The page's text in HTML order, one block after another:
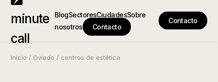
minute
call
BlogSectoresCiudadesSobre
nosotros
Contacto
Contacto
Inicio / Oviedo / centros de estética